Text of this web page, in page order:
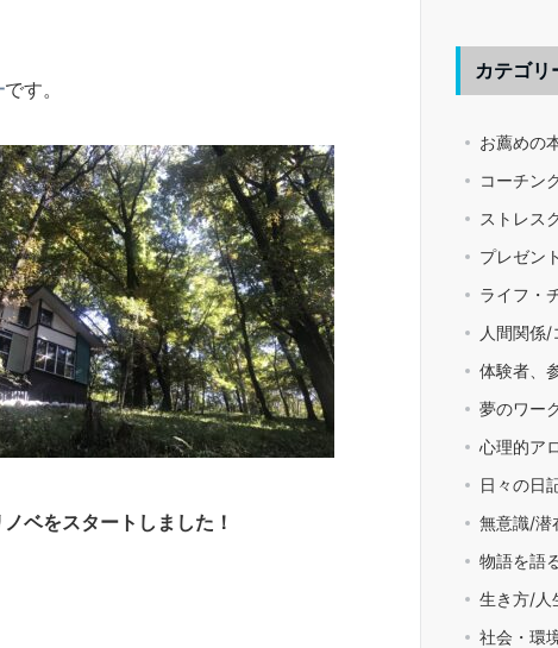
です。
ベをスタートしました！
カテゴリ
お薦めの
コーチン
ストレス
プレゼン
ライフ・
人間関係/
体験者、
夢のワー
心理的ア
日々の日
無意識/潜
物語を語
生き方/人
社会・環